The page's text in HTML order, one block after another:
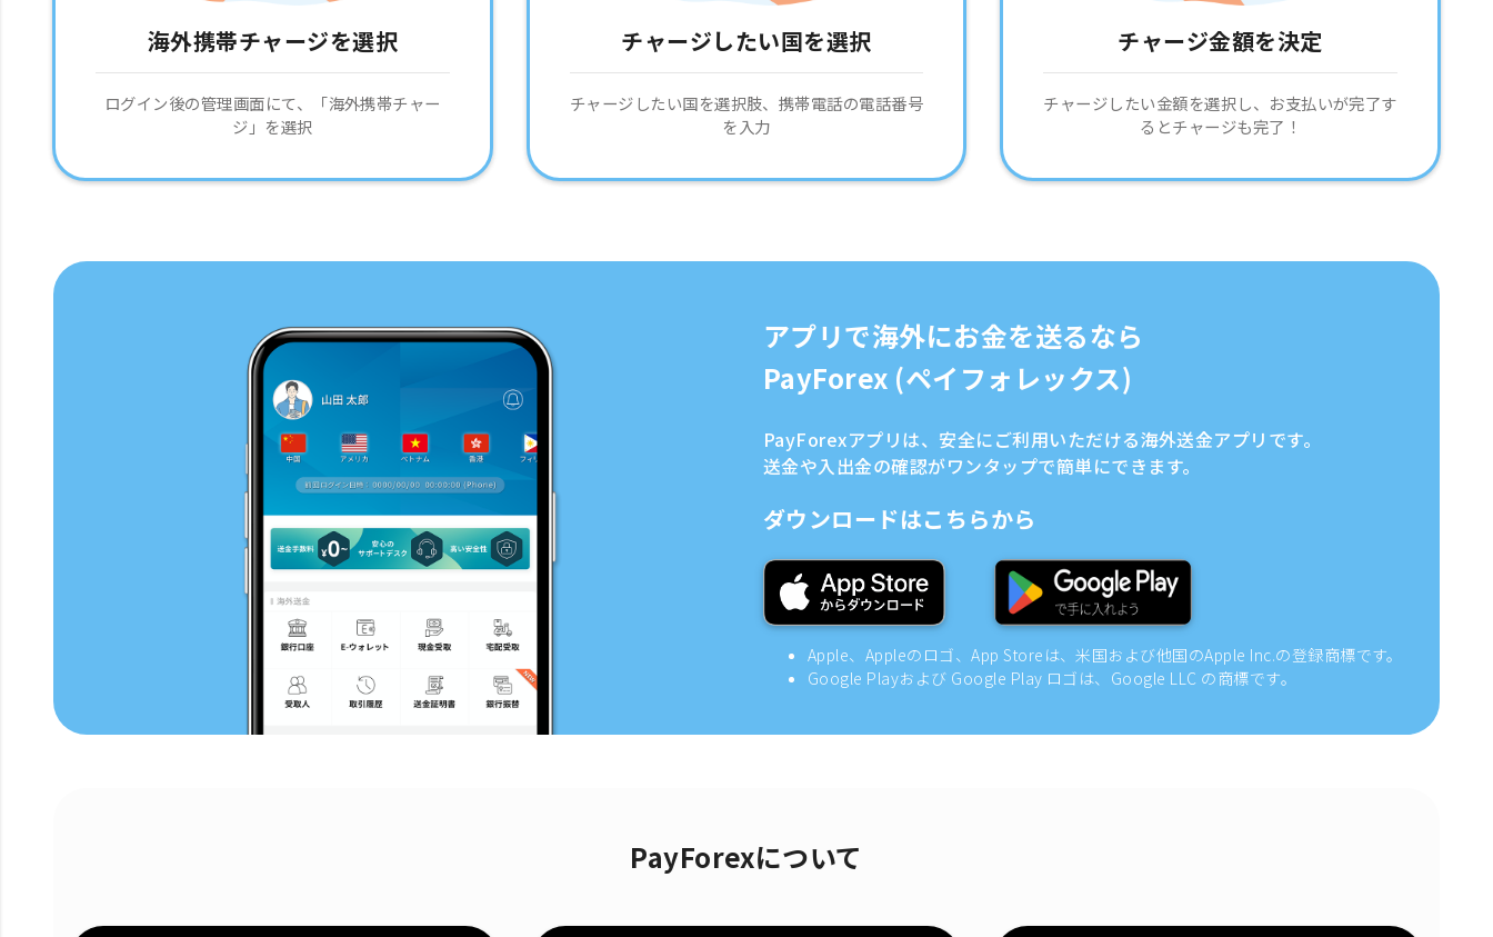
海外携帯チャージを選択
ログイン後の管理画面にて、「海外携帯チャー
ジ」を選択
チャージしたい国を選択
チャージしたい国を選択肢、携帯電話の電話番号
を入力
チャージ金額を決定
チャージしたい金額を選択し、お支払いが完了す
るとチャージも完了！
アプリで海外にお金を送るなら
PayForex (ペイフォレックス)
PayForexアプリは、安全にご利用いただける海外送金アプリです。
送金や入出金の確認がワンタップで簡単にできます。
ダウンロードはこちらから
Apple、Appleのロゴ、App Storeは、米国および他国のApple Inc.の登録商標です。
Google Playおよび Google Play ロゴは、Google LLC の商標です。
PayForexについて